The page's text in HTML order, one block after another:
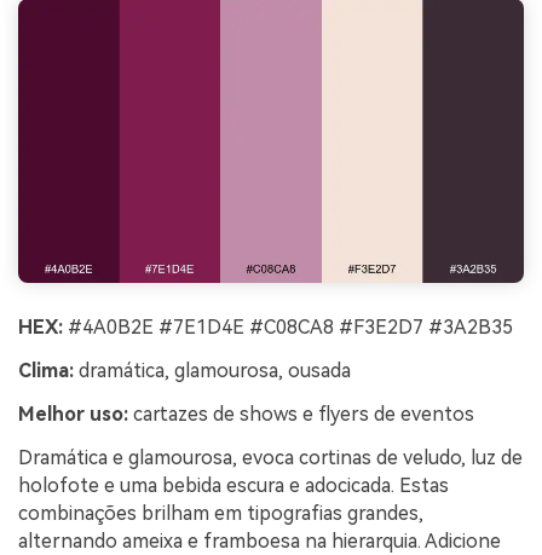
HEX: #4A0B2E #7E1D4E #C08CA8 #F3E2D7 #3A2B35
Clima: dramática, glamourosa, ousada
Melhor uso: cartazes de shows e flyers de eventos
Dramática e glamourosa, evoca cortinas de veludo, luz de
holofote e uma bebida escura e adocicada. Estas
combinações brilham em tipografias grandes,
alternando ameixa e framboesa na hierarquia. Adicione